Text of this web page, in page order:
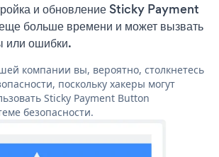
и обновление Sticky Payment
больше времени и может вызвать
или ошибки.
компании вы, вероятно, столкнетесь
поскольку хакеры могут
Sticky Payment Button
безопасности.